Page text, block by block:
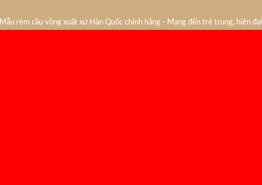
Mẫu rèm cầu vồng xuất xứ Hàn Quốc chính hãng - Mang đến trẻ trung, hiện đại